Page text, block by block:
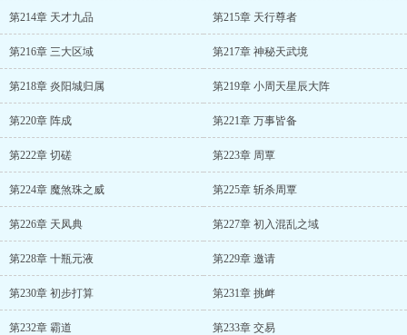
第214章 天才九品 第215章 天行尊者
第216章 三大区域 第217章 神秘天武境
第218章 炎阳城归属 第219章 小周天星辰大阵
第220章 阵成 第221章 万事皆备
第222章 切磋 第223章 周覃
第224章 魔煞珠之威 第225章 斩杀周覃
第226章 天凤典 第227章 初入混乱之域
第228章 十瓶元液 第229章 邀请
第230章 初步打算 第231章 挑衅
第232章 霸道 第233章 交易